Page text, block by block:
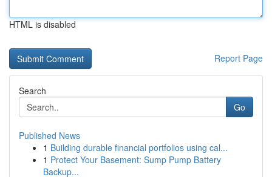
HTML is disabled
Report Page
Search
Go
Published News
1 Building durable financial portfolios using cal...
1 Protect Your Basement: Sump Pump Battery
Backup...